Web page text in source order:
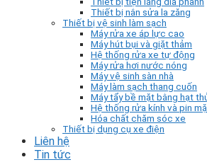
Thiết bị nắn sửa la zăng
Thiết bị vệ sinh làm sạch
Máy rửa xe áp lực cao
Máy hút bụi và giặt thảm
Hệ thống rửa xe tự động
Máy rửa hơi nước nóng
Máy vệ sinh sàn nhà
Máy làm sạch thang cuốn
Máy tẩy bề mặt bằng hạt
Hệ thống rửa kính và pin
Hóa chất chăm sóc xe
Thiết bị dụng cụ xe điện
Liên hệ
Tin tức